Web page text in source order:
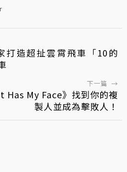
打造超扯雲霄飛車「10的
下一篇 →
Has My Face》找到你的複
製人並成為擊敗人！